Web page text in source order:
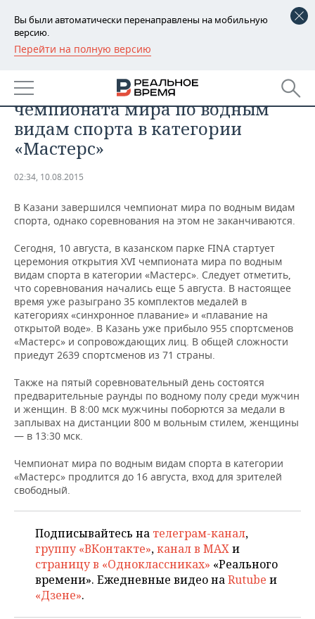
Вы были автоматически перенаправлены на мобильную
версию.
Перейти на полную версию
РЕГИОНЫ
БАШКОРТОСТАН
ТАТАРСТАН
УДМУРТИЯ
НОВОСТИ
АНАЛИТИКА
НОВОСТИ АНАЛИТИКИ
ДЕКЛАРАЦИИ О ДОХОДАХ
КОРОЛИ ГОСЗАКАЗА ПФО
ВУЗЫ ТАТАРСТАНА
КОМУ ПРИНАДЛЕЖАТ
ТОРГОВЫЕ ЦЕНТРЫ
ТАТАРСТАНА
ЭКОНОМИКА
НОВОСТИ ЭКОНОМИКИ
ФИНАНСЫ
БАНКИ
БЮДЖЕТ
ИНВЕСТИЦИИ
ПРОМЫШЛЕННОСТЬ
НОВОСТИ
ПРОМЫШЛЕННОСТИ
АГРОПРОМ
МАШИНОСТРОЕНИЕ
НЕФТЕХИМИЯ
НЕФТЬ
ОПК
ЭНЕРГЕТИКА
НЕДВИЖИМОСТЬ
НОВОСТИ НЕДВИЖИМОСТИ
АВТО
НОВОСТИ АВТО
БИЗНЕС
НОВОСТИ БИЗНЕСА
РОЗНИЧНАЯ ТОРГОВЛЯ
УСЛУГИ
ТЕХНОЛОГИИ
НОВОСТИ ТЕХНОЛОГИЙ
МЕДИА
ТЕЛЕКОММУНИКАЦИИ
МЕРОПРИЯТИЯ
ВЫЕЗДНАЯ РЕДАКЦИЯ
БИЗНЕС-БРАНЧИ
ONLINE-КОНФЕРЕНЦИИ
НОВОСТИ СПОРТА
ФУТБОЛ
ХОККЕЙ
ВОЛЕЙБОЛ
КИБЕРСПОРТ
ФИГУРНОЕ КАТАНИЕ
ОБЩЕСТВО
НОВОСТИ ОБЩЕСТВА
ВЛАСТЬ
ИСТОРИЯ
КУЛЬТУРА
МЕДИЦИНА
ФОТОГАЛЕРЕЯ
СЮЖЕТЫ
СПИСОК ПЕРСОН
СПИСОК КОМПАНИЙ
ПОЛНАЯ ВЕРСИЯ
церемония открытия
чемпионата мира по водным
видам спорта в категории
«Мастерс»
02:34, 10.08.2015
В Казани завершился чемпионат мира по водным видам
спорта, однако соревнования на этом не заканчиваются.
Сегодня, 10 августа, в казанском парке FINA стартует
церемония открытия XVI чемпионата мира по водным
видам спорта в категории «Мастерс». Следует отметить,
что соревнования начались еще 5 августа. В настоящее
время уже разыграно 35 комплектов медалей в
категориях «синхронное плавание» и «плавание на
открытой воде». В Казань уже прибыло 955 спортсменов
«Мастерс» и сопровождающих лиц. В общей сложности
приедут 2639 спортсменов из 71 страны.
Также на пятый соревновательный день состоятся
предварительные раунды по водному полу среди мужчин
и женщин. В 8:00 мск мужчины поборются за медали в
заплывах на дистанции 800 м вольным стилем, женщины
— в 13:30 мск.
Чемпионат мира по водным видам спорта в категории
«Мастерс» продлится до 16 августа, вход для зрителей
свободный.
Подписывайтесь на телеграм-канал,
группу «ВКонтакте»,канал в MAXи
страницу в «Одноклассниках» «Реального
времени». Ежедневные видео наRutube и
«Дзене».